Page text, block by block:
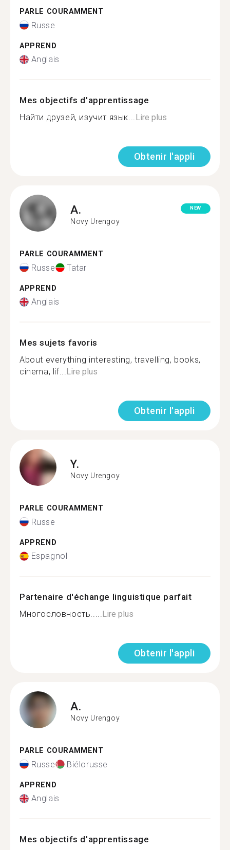
PARLE COURAMMENT
Russe
APPREND
Anglais
Mes objectifs d'apprentissage
Найти друзей, изучит язык...Lire plus
Obtenir l'appli
A.
Novy Urengoy
NEW
PARLE COURAMMENT
Russe Tatar
APPREND
Anglais
Mes sujets favoris
About everything interesting, travelling, books,
cinema, lif...Lire plus
Obtenir l'appli
Y.
Novy Urengoy
PARLE COURAMMENT
Russe
APPREND
Espagnol
Partenaire d'échange linguistique parfait
Многословность.....Lire plus
Obtenir l'appli
A.
Novy Urengoy
PARLE COURAMMENT
Russe Biélorusse
APPREND
Anglais
Mes objectifs d'apprentissage